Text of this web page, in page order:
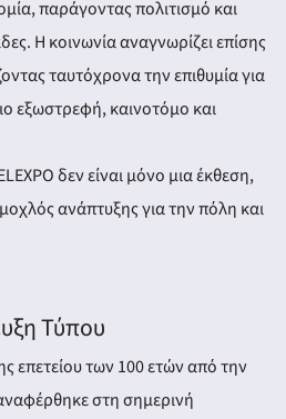
παράγοντας πολιτισμό και
Η κοινωνία αναγνωρίζει επίσης
ταυτόχρονα την επιθυμία για
εξωστρεφή, καινοτόμο και
δεν είναι μόνο μια έκθεση,
ανάπτυξης για την πόλη και
Τύπου
επετείου των 100 ετών από την
στη σημερινή